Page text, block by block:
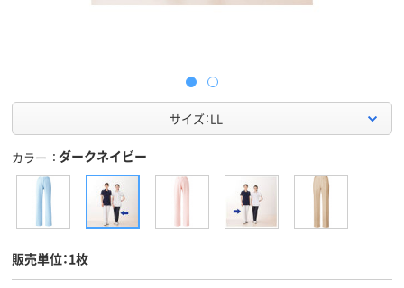
サイズ：LL
カラー ダークネイビー
販売単位：1枚